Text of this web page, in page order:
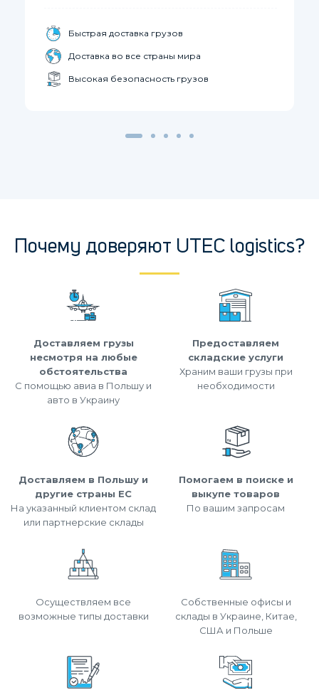
Быстрая доставка грузов
Доставка во все страны мира
Высокая безопасность грузов
Почему доверяют UTEC logistics?
Доставляем грузы
несмотря на любые
обстоятельства
С помощью авиа в Польшу и
авто в Украину
Предоставляем
складские услуги
Храним ваши грузы при
необходимости
Доставляем в Польшу и
другие страны ЕС
На указанный клиентом склад
или партнерские склады
Помогаем в поиске и
выкупе товаров
По вашим запросам
Осуществляем все
возможные типы доставки
Собственные офисы и
склады в Украине, Китае,
США и Польше